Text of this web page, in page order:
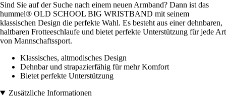
Sind Sie auf der Suche nach einem neuen Armband? Dann ist das
hummel® OLD SCHOOL BIG WRISTBAND mit seinem
klassischen Design die perfekte Wahl. Es besteht aus einer dehnbaren,
haltbaren Frotteeschlaufe und bietet perfekte Unterstützung für jede Art
von Mannschaftssport.
Klassisches, altmodisches Design
Dehnbar und strapazierfähig für mehr Komfort
Bietet perfekte Unterstützung
Zusätzliche Informationen